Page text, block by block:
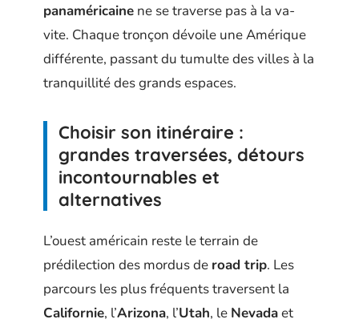
panaméricaine ne se traverse pas à la va-
vite. Chaque tronçon dévoile une Amérique
différente, passant du tumulte des villes à la
tranquillité des grands espaces.
Choisir son itinéraire :
grandes traversées, détours
incontournables et
alternatives
L’ouest américain reste le terrain de
prédilection des mordus de road trip. Les
parcours les plus fréquents traversent la
Californie, l’Arizona, l’Utah, le Nevadaet